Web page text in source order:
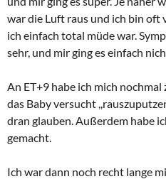
war die Luft raus und ich bin oft
ich einfach total müde war.
sehr, und mir ging es einfach
An ET+9 habe ich mich
das Baby versucht
dran glauben. Außerdem habe
gemacht.
Ich war dann noch recht lange